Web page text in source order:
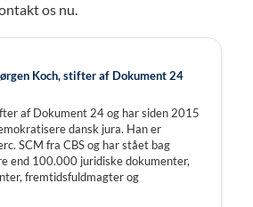
os nu.
Koch, stifter af Dokument 24
af Dokument 24 og har siden 2015
dansk jura. Han er
SCM fra CBS og har stået bag
end 100.000 juridiske dokumenter,
fremtidsfuldmagter og